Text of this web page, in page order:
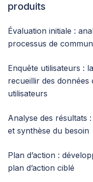
produits
Évaluation initiale :
processus de
Enquête utilisateurs :
recueillir des données
utilisateurs
Analyse des résultats
et synthèse du besoin
Plan d’action :
plan d’action ciblé